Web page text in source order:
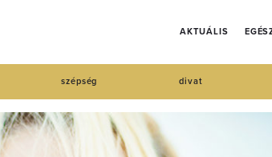
AKTUÁLIS
szépség divat